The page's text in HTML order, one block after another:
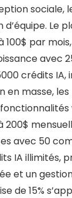
sociale,
Le
par
avec
crédits IA,
en masse,
200$
avec 50
IA illimités,
et un
de 15%